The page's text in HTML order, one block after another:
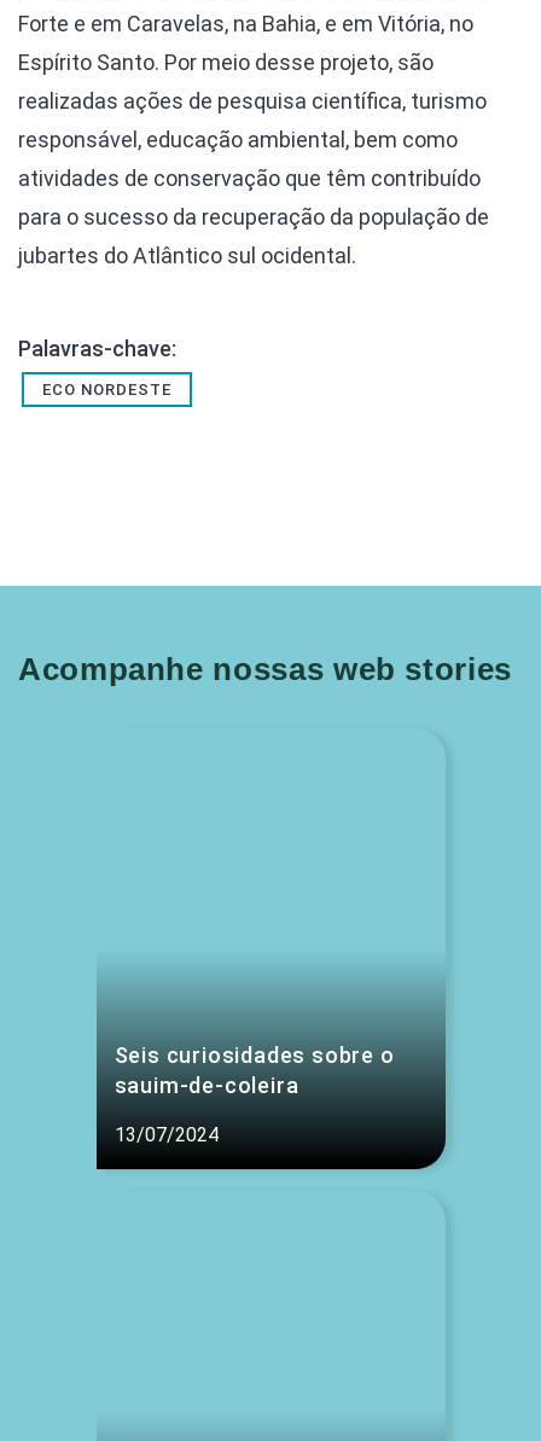
Forte e em Caravelas, na Bahia, e em Vitória, no
Espírito Santo. Por meio desse projeto, são
realizadas ações de pesquisa científica, turismo
responsável, educação ambiental, bem como
atividades de conservação que têm contribuído
para o sucesso da recuperação da população de
jubartes do Atlântico sul ocidental.
Palavras-chave:
ECO NORDESTE
Acompanhe nossas web stories
Seis curiosidades sobre o
sauim-de-coleira
13/07/2024